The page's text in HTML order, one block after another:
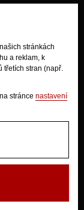
stránkách
a reklam, k
třetích stran (např.
stránce nastavení